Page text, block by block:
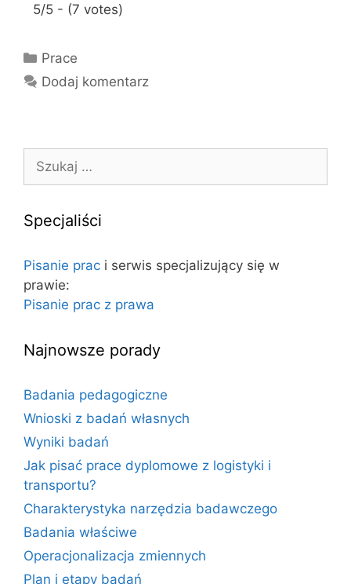
5/5 - (7 votes)
K
a
o
r
Prace
Dodaj komentarz
k
:
Specjaliści
Pisanie prac i serwis specjalizujący się w
prawie:
Pisanie prac z prawa
Najnowsze porady
Badania pedagogiczne
Wnioski z badań własnych
Wyniki badań
Jak pisać prace dyplomowe z logistyki i
transportu?
Charakterystyka narzędzia badawczego
Badania właściwe
Operacjonalizacja zmiennych
Plan i etapy badań